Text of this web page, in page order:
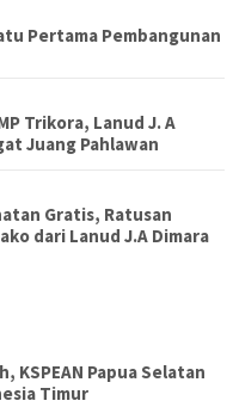
Pertama Pembangunan
Trikora, Lanud J. A
Juang Pahlawan
Gratis, Ratusan
dari Lanud J.A Dimara
KSPEAN Papua Selatan
Timur